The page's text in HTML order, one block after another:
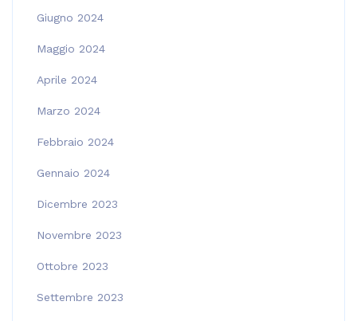
Giugno 2024
Maggio 2024
Aprile 2024
Marzo 2024
Febbraio 2024
Gennaio 2024
Dicembre 2023
Novembre 2023
Ottobre 2023
Settembre 2023